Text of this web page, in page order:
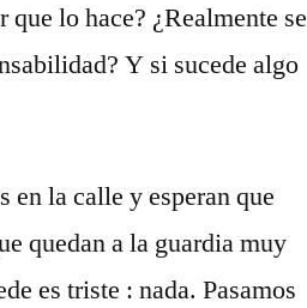
lo hace? ¿Realmente se
Y si sucede algo
en la calle y esperan que
quedan a la guardia muy
es triste : nada. Pasamos